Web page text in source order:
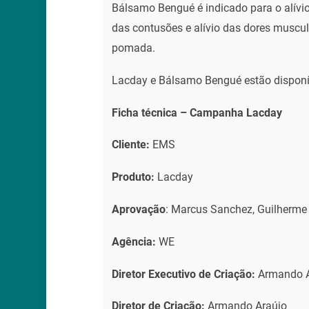
Bálsamo Bengué é indicado para o
das contusões e alívio das dores
pomada.
Lacday e Bálsamo Bengué estão
Ficha técnica – Campanha Lacday
Cliente: EMS
Produto: Lacday
Aprovação: Marcus Sanchez,
Agência: WE
Diretor Executivo de Criação: Armando
Diretor de Criação: Armando Araújo